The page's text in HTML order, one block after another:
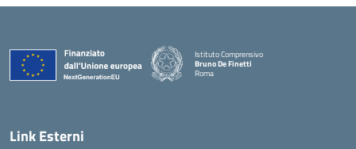
Istituto Comprensivo
Bruno De Finetti
Roma
Link Esterni